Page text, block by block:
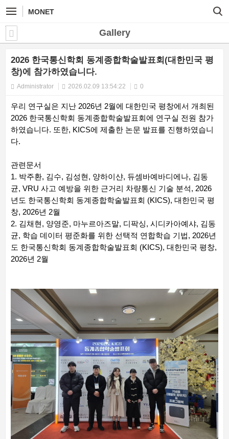
MONET
Gallery
2026 한국통신학회 동계종합학술발표회(대한민국 평
창)에 참가하였습니다.
Administrator 2026.02.09 13:54:22 0
우리 연구실은 지난 2026년 2월에 대한민국 평창에서 개최된
2026 한국통신학회 동계종합학술발표회에 연구실 전원 참가
하였습니다. 또한, KICS에 제출한 논문 발표를 진행하였습니
다.
관련문서
1. 박주환, 김수, 김성현, 양하이샨, 듀셈바예바디에나, 김동
균, VRU 사고 예방을 위한 근거리 차량통신 기술 분석, 2026
년도 한국통신학회 동계종합학술발표회 (KICS), 대한민국 평
창, 2026년 2월
2. 김채현, 양영준, 마누르아즈말, 디팍싱, 시디카아예샤, 김동
균, 학습 데이터 평준화를 위한 선택적 연합학습 기법, 2026년
도 한국통신학회 동계종합학술발표회 (KICS), 대한민국 평창,
2026년 2월